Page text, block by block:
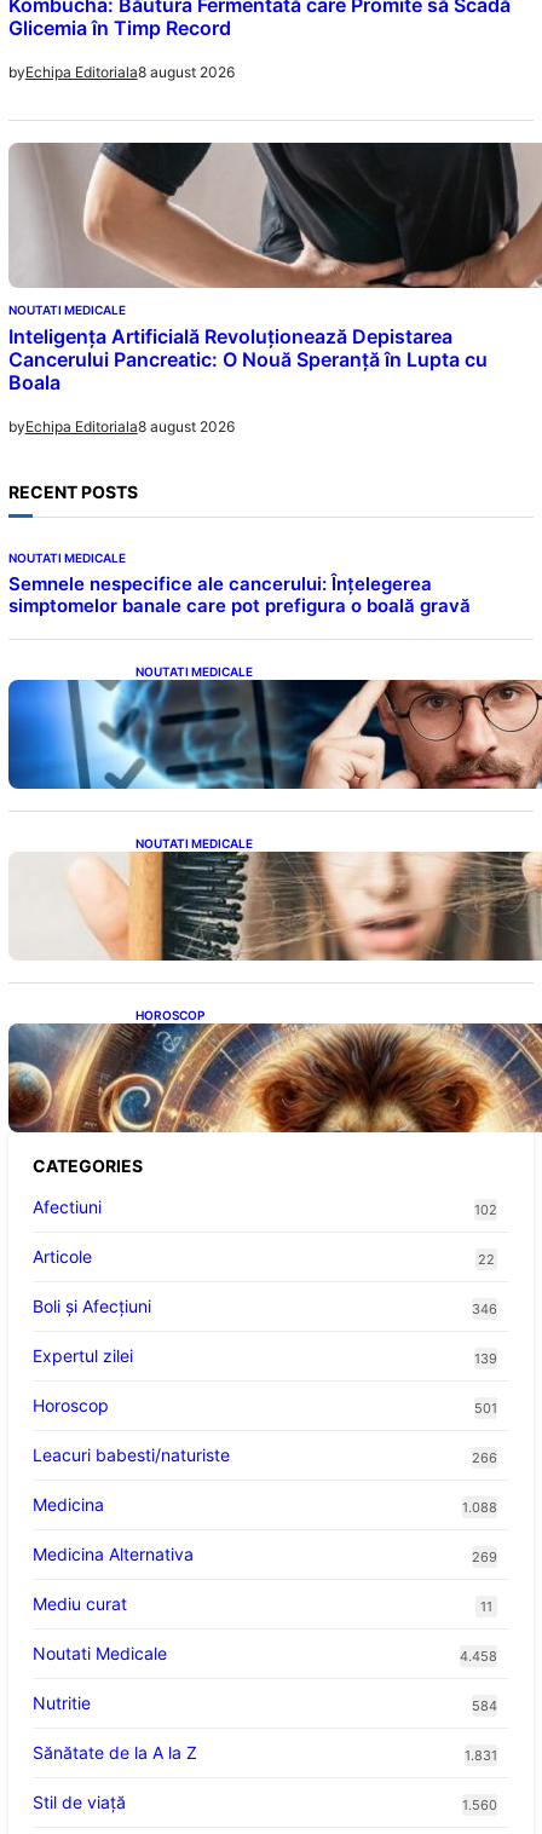
Kombucha: Băutura Fermentată care Promite să Scadă
Glicemia în Timp Record
byEchipa Editoriala8 august 2026
NOUTATI MEDICALE
Inteligența Artificială Revoluționează Depistarea
Cancerului Pancreatic: O Nouă Speranță în Lupta cu
Boala
byEchipa Editoriala8 august 2026
RECENT POSTS
NOUTATI MEDICALE
Semnele nespecifice ale cancerului: Înțelegerea
simptomelor banale care pot prefigura o boală gravă
NOUTATI MEDICALE
Inteligența dincolo de note: Semnele unui IQ
ridicat care nu țin de școală
NOUTATI MEDICALE
Semnele unei deficiențe de proteine:
Impactul asupra sănătății tale
HOROSCOP
Portalul Leului 8/8: Oportunități de
Abundență pentru Cinci Zodii în 2026
CATEGORIES
Afectiuni
102
Articole 22
Boli și Afecțiuni 346
Expertul zilei 139
Horoscop 501
Leacuri babesti/naturiste 266
Medicina 1.088
Medicina Alternativa 269
Mediu curat 11
Noutati Medicale 4.458
Nutritie 584
Sănătate de la A la Z 1.831
Stil de viaţă 1.560